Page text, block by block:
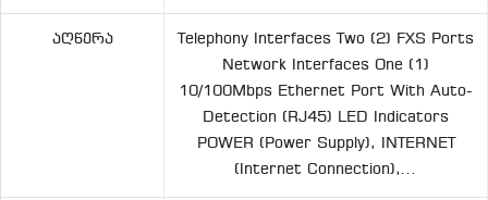
Აღწერა
Telephony Interfaces Two (2) FXS Ports
Network Interfaces One (1)
10/100Mbps Ethernet Port With Auto-
Detection (RJ45) LED Indicators
POWER (power Supply), INTERNET
(Internet Connection),...